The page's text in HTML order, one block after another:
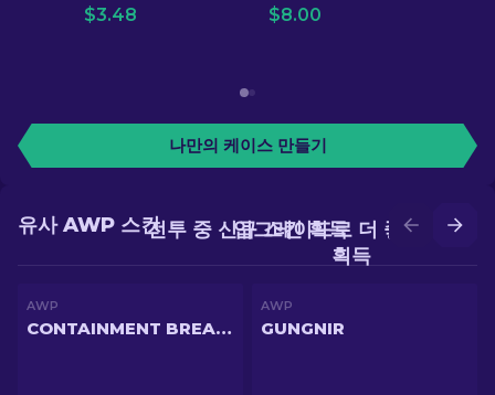
$3.48
$8.00
나만의 케이스 만들기
업그레이드로 더 좋은 스킨
획득
전투 중 신규 스킨 획득
유사 AWP 스킨
AWP
CONTAINMENT BREACH
AWP
GUNGNIR